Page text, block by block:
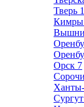
Тверь
Кимры
Орск 7
Сургут